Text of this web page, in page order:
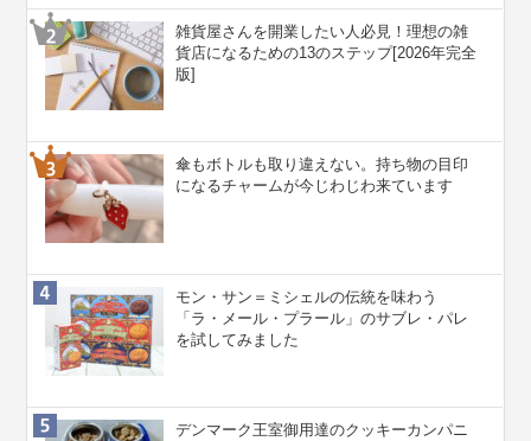
雑貨屋さんを開業したい人必見！理想の雑
貨店になるための13のステップ[2026年完全
版]
傘もボトルも取り違えない。持ち物の目印
になるチャームが今じわじわ来ています
モン・サン＝ミシェルの伝統を味わう
「ラ・メール・プラール」のサブレ・パレ
を試してみました
デンマーク王室御用達のクッキーカンパニ